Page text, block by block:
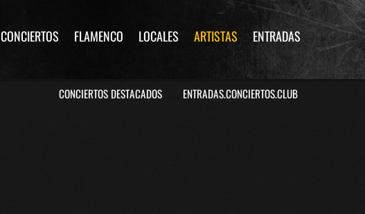
CONCIERTOS FLAMENCO LOCALES ARTISTAS ENTRADAS
CONCIERTOS DESTACADOS ENTRADAS.CONCIERTOS.CLUB